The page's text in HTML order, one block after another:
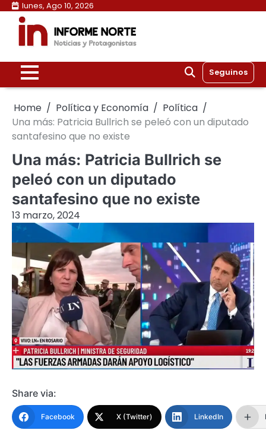
Skip
content
lunes, Ago 10, 2026
Seguinos
Home Política y Economía
Política
Una más: Patricia Bullrich se peleó con un diputado
santafesino que no existe
Una más: Patricia Bullrich se
peleó con un diputado
santafesino que no existe
13 marzo, 2024
Share via:
Facebook X (Twitter) LinkedIn